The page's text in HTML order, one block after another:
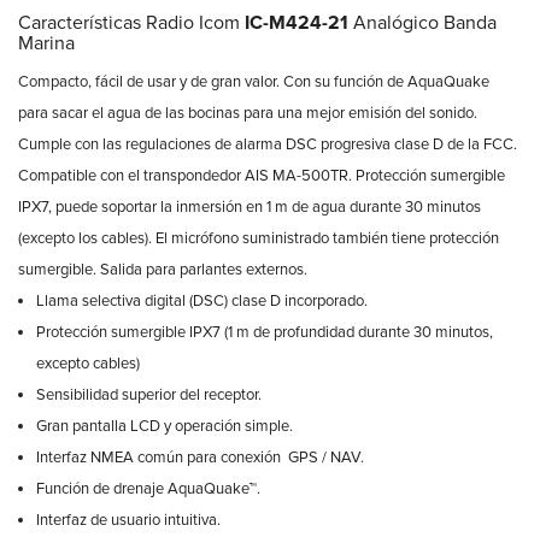
Características Radio Icom IC-M424-21 Analógico Banda
Marina
Compacto, fácil de usar y de gran valor. Con su función de AquaQuake
para sacar el agua de las bocinas para una mejor emisión del sonido.
Cumple con las regulaciones de alarma DSC progresiva clase D de la FCC.
Compatible con el transpondedor AIS MA-500TR. Protección sumergible
IPX7, puede soportar la inmersión en 1 m de agua durante 30 minutos
(excepto los cables). El micrófono suministrado también tiene protección
sumergible. Salida para parlantes externos.
Llama selectiva digital (DSC) clase D incorporado.
Protección sumergible IPX7 (1 m de profundidad durante 30 minutos,
excepto cables)
Sensibilidad superior del receptor.
Gran pantalla LCD y operación simple.
Interfaz NMEA común para conexión GPS / NAV.
Función de drenaje AquaQuake™.
Interfaz de usuario intuitiva.